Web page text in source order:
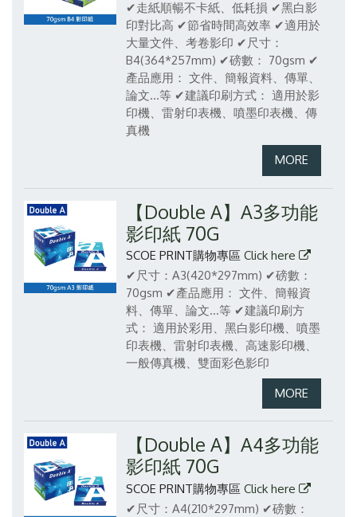
✔走紙順暢不卡紙、低耗損 ✔黑白影
印對比高 ✔節省時間高效率 ✔適用於
大量文件、考卷影印 ✔尺寸：
B4(364*257mm) ✔磅數： 70gsm ✔
產品應用： 文件、簡報資料、傳單、
論文...等 ✔建議印刷方式： 適用於影
印機、雷射印表機、噴墨印表機、傳
真機
【Double A】A3多功能
影印紙 70G
SCOE PRINT購物專區 Click here
✔尺寸：A3(420*297mm) ✔磅數：
70gsm ✔產品應用： 文件、簡報資
料、傳單、論文...等 ✔建議印刷方
式： 適用於彩用、黑白影印機、噴墨
印表機、雷射印表機、高速影印機、
一般傳真機、雙面彩色影印
【Double A】A4多功能
影印紙 70G
SCOE PRINT購物專區 Click here
✔尺寸：A4(210*297mm) ✔磅數：